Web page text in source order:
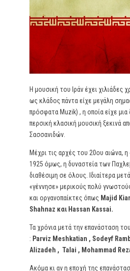
Η μουσική του Ιράν έχει χιλιάδες
ως κλάδος πάντα είχε μεγάλη
πρόσφατα Muzik) , η οποία είχε μια
περσική κλασική μουσική ξεκινά
Σασσανιδών.
Μέχρι τις αρχές του 20ου αιώνα,
1925 όμως, η δυναστεία των
διαθέσιμη σε όλους. Ιδιαίτερα
«γέννησε» μερικούς πολύ
και οργανοπαίκτες όπως Majid
Shahnaz και Ηassan Kassai.
Τα χρόνια μετά την επανάσταση
: Parviz Meshkatian , Sodeyf
Alizadeh , Talai , Mohammad
Ακόμα κι αν η εποχή της